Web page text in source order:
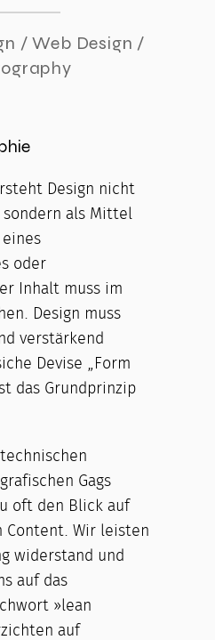
/ Web Design /
Design nicht
sondern als Mittel
oder
Inhalt muss im
Design muss
verstärkend
Devise „Form
das Grundprinzip
Gags
oft den Blick auf
Content. Wir leisten
widerstand und
auf das
»lean
auf